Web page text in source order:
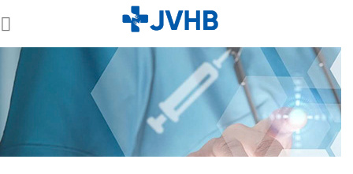
to
content